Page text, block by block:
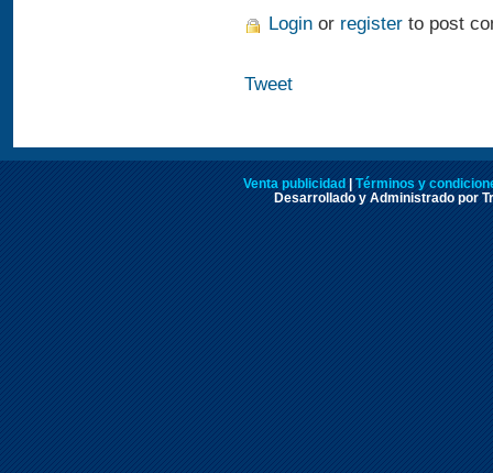
Login or register to post
Tweet
Venta publicidad
Términos y
Desarrollado y Administrado por